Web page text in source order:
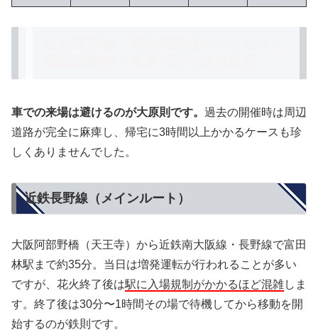
車での来場は避けるのが大原則です。 過去の開催時は周辺
道路が完全に麻痺し、帰宅に3時間以上かかるケースも珍
しくありませんでした。
近鉄長野線（メインルート）
大阪阿部野橋（天王寺）から近鉄南大阪線・長野線で富田
林駅まで約35分。当日は増発運転が行われることが多い
ですが、花火終了後は駅に入場規制がかかるほど混雑しま
す。終了後は30分〜1時間その場で待機してから移動を開
始するのが鉄則です。